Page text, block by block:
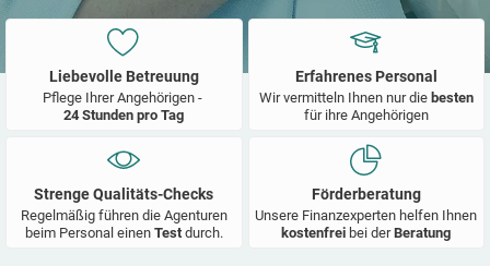
Liebevolle Betreuung
Pflege Ihrer Angehörigen -
24 Stunden pro Tag
Erfahrenes Personal
Wir vermitteln Ihnen nur die besten
für ihre Angehörigen
Strenge Qualitäts-Checks
Regelmäßig führen die Agenturen
beim Personal einen Test durch.
Förderberatung
Unsere Finanzexperten helfen Ihnen
kostenfrei bei derBeratung